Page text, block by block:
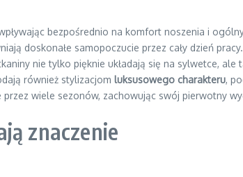
bezpośrednio na komfort noszenia i
doskonałe samopoczucie przez cały dzień
nie tylko pięknie układają się na sylwetce, ale
również stylizacjom luksusowego charakteru,
wiele sezonów, zachowując swój pierwotny
znaczenie